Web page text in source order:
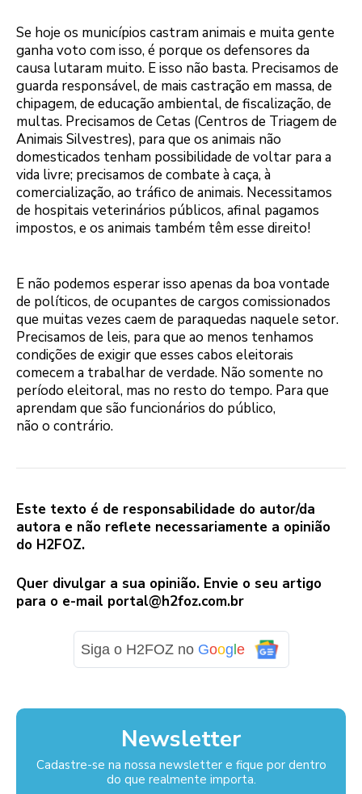
Se hoje os municípios castram animais e muita gente
ganha voto com isso, é porque os defensores da
causa lutaram muito. E isso não basta. Precisamos de
guarda responsável, de mais castração em massa, de
chipagem, de educação ambiental, de fiscalização, de
multas. Precisamos de Cetas (Centros de Triagem de
Animais Silvestres), para que os animais não
domesticados tenham possibilidade de voltar para a
vida livre; precisamos de combate à caça, à
comercialização, ao tráfico de animais. Necessitamos
de hospitais veterinários públicos, afinal pagamos
impostos, e os animais também têm esse direito!
E não podemos esperar isso apenas da boa vontade
de políticos, de ocupantes de cargos comissionados
que muitas vezes caem de paraquedas naquele setor.
Precisamos de leis, para que ao menos tenhamos
condições de exigir que esses cabos eleitorais
comecem a trabalhar de verdade. Não somente no
período eleitoral, mas no resto do tempo. Para que
aprendam que são funcionários do público,
não o contrário.
Este texto é de responsabilidade do autor/da
autora e não reflete necessariamente a opinião
do H2FOZ.
Quer divulgar a sua opinião. Envie o seu artigo
para o e-mail portal@h2foz.com.br
Siga o H2FOZ no Goog e
Newsletter
Cadastre-se na nossa newsletter e fique por dentro
do que realmente importa.